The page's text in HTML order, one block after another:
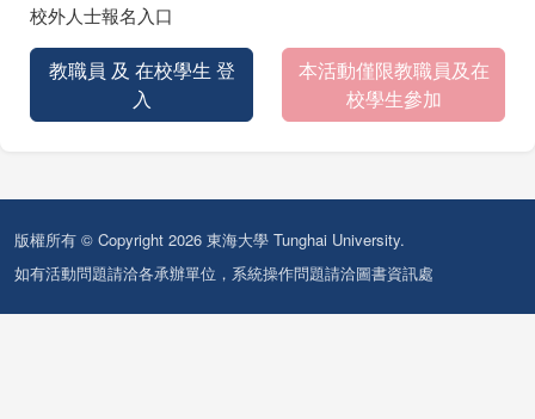
校外人士報名入口
教職員 及 在校學生 登
入
本活動僅限教職員及在
校學生參加
版權所有 © Copyright 2026 東海大學 Tunghai University.
如有活動問題請洽各承辦單位，系統操作問題請洽圖書資訊處